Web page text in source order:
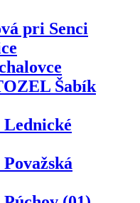
pri Senci
Šabík